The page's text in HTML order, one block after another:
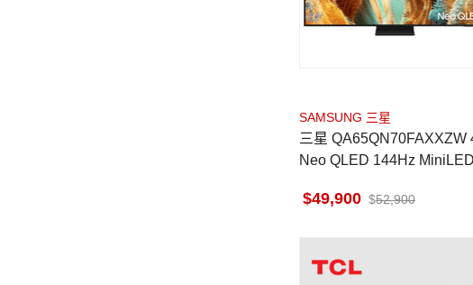
SAMSUNG 三星
三星 QA65QN70FAXXZW
Neo QLED 144Hz
49,900 52,900